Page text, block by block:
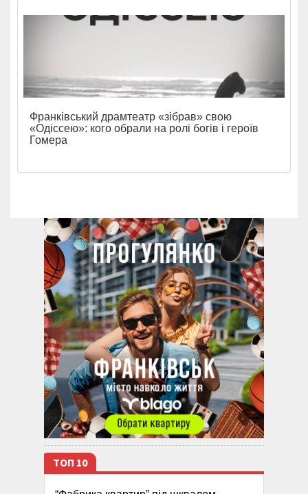
Франківський драмтеатр «зібрав» свою
«Одіссею»: кого обрали на ролі богів і героїв
Гомера
ТОП 10